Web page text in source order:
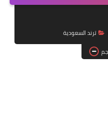
رياضة
وظائف عسكرية
ترند السعودية